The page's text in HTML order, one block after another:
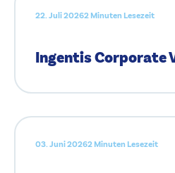
22. Juli 20262 Minuten Lesezeit
Ingentis Corporate
03. Juni 20262 Minuten Lesezeit